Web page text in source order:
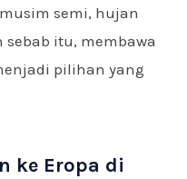
semi, hujan
itu, membawa
pilihan yang
ke Eropa di